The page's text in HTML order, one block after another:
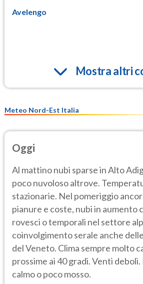
Avelengo
Mostra altri
Meteo Nord-Est Italia
Oggi
Al mattino nubi sparse in Alto
poco nuvoloso altrove.
stazionarie. Nel pomeriggio
pianure e coste, nubi in aumento
rovesci o temporali nel settore
coinvolgimento serale anche
del Veneto. Clima sempre molto
prossime ai 40 gradi. Venti
calmo o poco mosso.